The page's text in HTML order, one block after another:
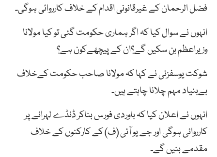
فضل الرحمان کے غیرقانونی اقدام کے خلاف کارروائی ہوگی۔
انہوں نے سوال کیا کہ اگر ہماری حکومت گئی تو کیا مولانا
وزیراعظم بن سکیں گے؟ان کے پیچھےکون ہے؟
شوکت یوسفزئی نے کہا کہ مولانا صاحب حکومت کےخلاف
بےبنیاد مہم چلانا چاہتے ہیں۔
انہوں نے اعلان کیا کہ باوردی فورس بناکر ڈنڈے لہرانے پر
کارروائی ہوگی اور جے یو آئی (ف) کے کارکنوں کے خلاف
مقدمے بنیں گے۔